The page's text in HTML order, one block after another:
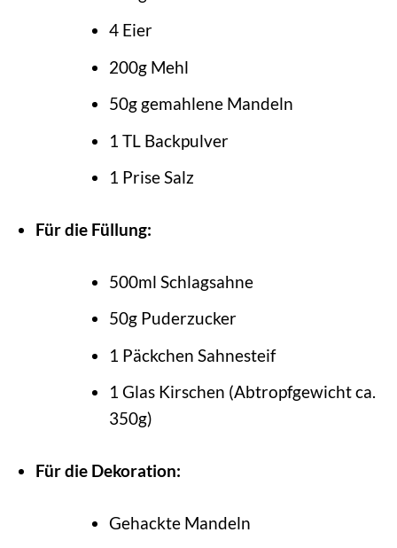
4 Eier
200g Mehl
50g gemahlene Mandeln
1 TL Backpulver
1 Prise Salz
Für die Füllung:
500ml Schlagsahne
50g Puderzucker
1 Päckchen Sahnesteif
1 Glas Kirschen (Abtropfgewicht ca.
350g)
Für die Dekoration:
Gehackte Mandeln